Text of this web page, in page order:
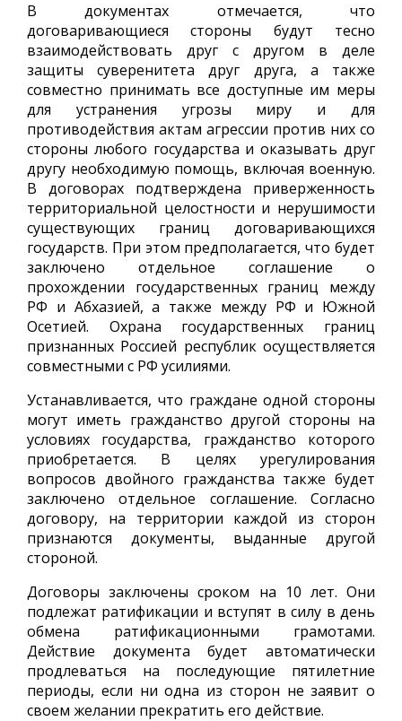
В документах отмечается, что
договаривающиеся стороны будут тесно
взаимодействовать друг с другом в деле
защиты суверенитета друг друга, а также
совместно принимать все доступные им меры
для устранения угрозы миру и для
противодействия актам агрессии против них со
стороны любого государства и оказывать друг
другу необходимую помощь, включая военную.
В договорах подтверждена приверженность
территориальной целостности и нерушимости
существующих границ договаривающихся
государств. При этом предполагается, что будет
заключено отдельное соглашение о
прохождении государственных границ между
РФ и Абхазией, а также между РФ и Южной
Осетией. Охрана государственных границ
признанных Россией республик осуществляется
совместными с РФ усилиями.
Устанавливается, что граждане одной стороны
могут иметь гражданство другой стороны на
условиях государства, гражданство которого
приобретается. В целях урегулирования
вопросов двойного гражданства также будет
заключено отдельное соглашение. Согласно
договору, на территории каждой из сторон
признаются документы, выданные другой
стороной.
Договоры заключены сроком на 10 лет. Они
подлежат ратификации и вступят в силу в день
обмена ратификационными грамотами.
Действие документа будет автоматически
продлеваться на последующие пятилетние
периоды, если ни одна из сторон не заявит о
своем желании прекратить его действие.